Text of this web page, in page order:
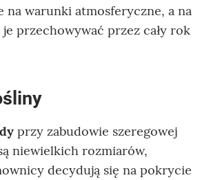
na warunki atmosferyczne, a na
przechowywać przez cały rok
przy zabudowie szeregowej
niewielkich rozmiarów,
decydują się na pokrycie